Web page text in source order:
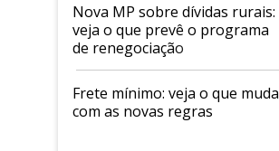
Nova MP sobre dívidas rurais:
veja o que prevê o programa
de renegociação
Frete mínimo: veja o que muda
com as novas regras